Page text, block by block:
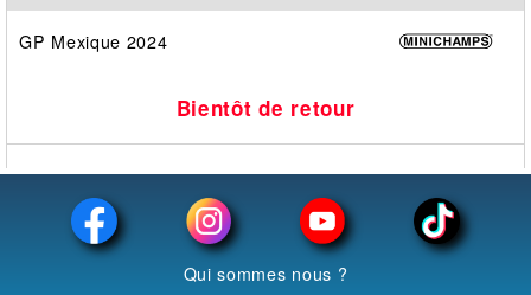
GP Mexique 2024
Bientôt de retour
Qui sommes nous ?